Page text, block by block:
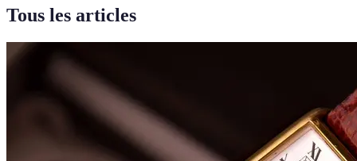
Tous les articles